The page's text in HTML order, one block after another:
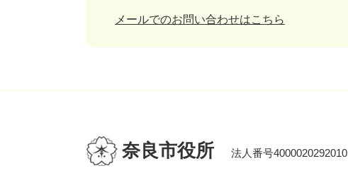
メールでのお問い合わせはこちら
奈良市役所 法人番号4000020292010